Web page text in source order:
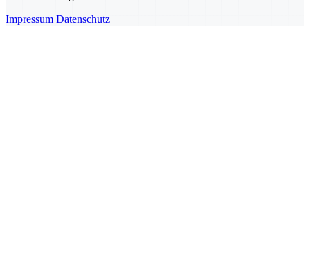
Impressum Datenschutz